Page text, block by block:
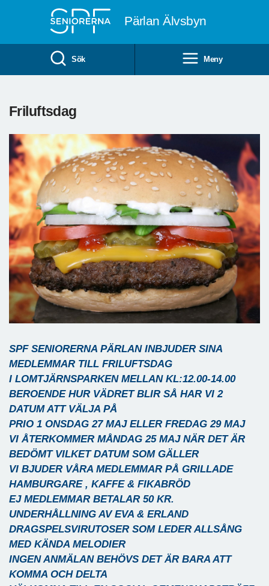
Pärlan Älvsbyn
Sök Meny
Friluftsdag
SPF SENIORERNA PÄRLAN INBJUDER SINA
MEDLEMMAR TILL FRILUFTSDAG
I LOMTJÄRNSPARKEN MELLAN KL:12.00-14.00
BEROENDE HUR VÄDRET BLIR SÅ HAR VI 2
DATUM ATT VÄLJA PÅ
PRIO 1 ONSDAG 27 MAJ ELLER FREDAG 29 MAJ
VI ÅTERKOMMER MÅNDAG 25 MAJ NÄR DET ÄR
BEDÖMT VILKET DATUM SOM GÄLLER
VI BJUDER VÅRA MEDLEMMAR PÅ GRILLADE
HAMBURGARE , KAFFE & FIKABRÖD
EJ MEDLEMMAR BETALAR 50 KR.
UNDERHÅLLNING AV EVA & ERLAND
DRAGSPELSVIRUTOSER SOM LEDER ALLSÅNG
MED KÄNDA MELODIER
INGEN ANMÄLAN BEHÖVS DET ÄR BARA ATT
KOMMA OCH DELTA